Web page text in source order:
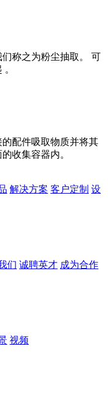
称之为粉尘抽取。 可
配件吸取物质并将其
收集容器内。
解决方案 客户定制 设
们 诚聘英才 成为合作
视频